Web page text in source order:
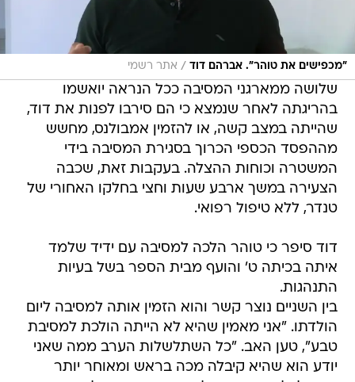
"מכפישים את טוהר". אברהם דוד / אתר רשמי
שלושה ממארגני המסיבה ככל הנראה יואשמו
בהריגתה לאחר שנמצא כי הם סירבו לפנות את דוד,
שהייתה במצב קשה, או להזמין אמבולנס, מחשש
מההפסד הכספי הכרוך בסגירת המסיבה בידי
המשטרה וכוחות ההצלה. בעקבות זאת, שכבה
הצעירה במשך ארבע שעות וחצי בחלקו האחורי של
טנדר, ללא טיפול רפואי.
דוד סיפר כי טוהר הלכה למסיבה עם ידיד שלמד
איתה בכיתה ט' והועף מבית הספר בשל בעיות
התנהגות.
בין השניים נוצר קשר והוא הזמין אותה למסיבה ליום
הולדתו. "אני מאמין שהיא לא הייתה הולכת למסיבת
טבע", טען האב. "כל השתלשלות הערב ממה שאני
יודע הוא שהיא קיבלה מכה בראש ומאוחר יותר